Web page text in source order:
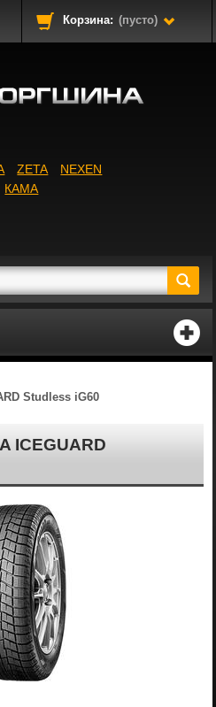
Корзина: (пусто)
ZETA
NEXEN
КАМА
Studless iG60
ICEGUARD